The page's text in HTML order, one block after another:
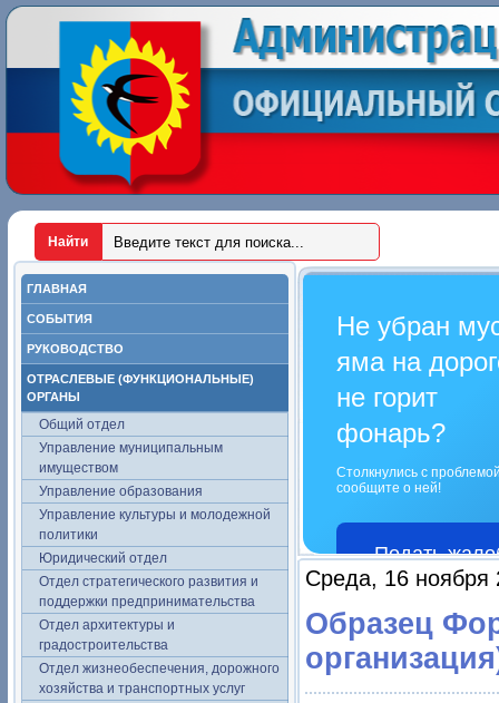
ГЛАВНАЯ
СОБЫТИЯ
РУКОВОДСТВО
ОТРАСЛЕВЫЕ (ФУНКЦИОНАЛЬНЫЕ)
ОРГАНЫ
Общий отдел
Управление муниципальным
имуществом
Управление образования
Управление культуры и молодежной
политики
Юридический отдел
Отдел стратегического развития и
поддержки предпринимательства
Отдел архитектуры и
градостроительства
Отдел жизнеобеспечения, дорожного
хозяйства и транспортных услуг
Не убран
яма на
не горит
фонарь?
Столкнулись с
сообщите о ней!
Подать
Среда, 16 ноября
Образец